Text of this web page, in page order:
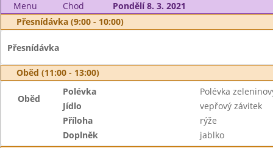
Menu Chod
Pondělí 8. 3. 2021
Přesnídávka (9:00 - 10:00)
Přesnídávka
Oběd (11:00 - 13:00)
Oběd
Polévka
Polévka
Jídlo
vepřový závitek
Příloha
rýže
Doplněk
jablko